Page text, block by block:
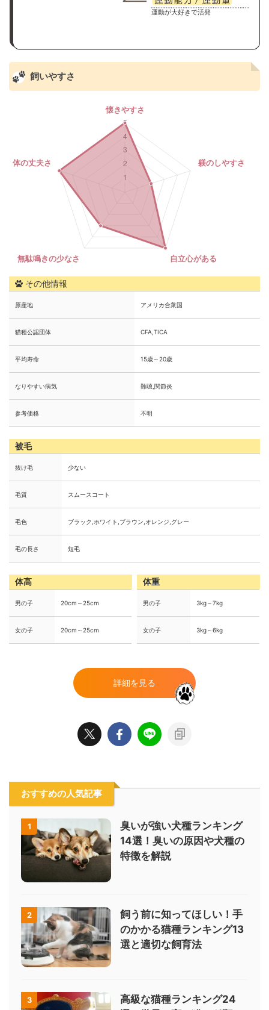
運動が大好きで活発
飼いやすさ
その他情報
原産地 アメリカ合衆国
猫種公認団体 CFA,TICA
平均寿命 15歳～20歳
なりやすい病気 難聴,関節炎
参考価格 不明
被毛
抜け毛 少ない
毛質 スムースコート
毛色 ブラック,ホワイト,ブラウン,オレンジ,グレー
毛の長さ 短毛
体高
男の子 20cm～25cm
女の子 20cm～25cm
体重
男の子 3kg～7kg
女の子 3kg～6kg
詳細を見る
おすすめの人気記事
1
臭いが強い犬種ランキング
14選！臭いの原因や犬種の
特徴を解説
2
飼う前に知ってほしい！手
のかかる猫種ランキング13
選と適切な飼育法
3
高級な猫種ランキング24